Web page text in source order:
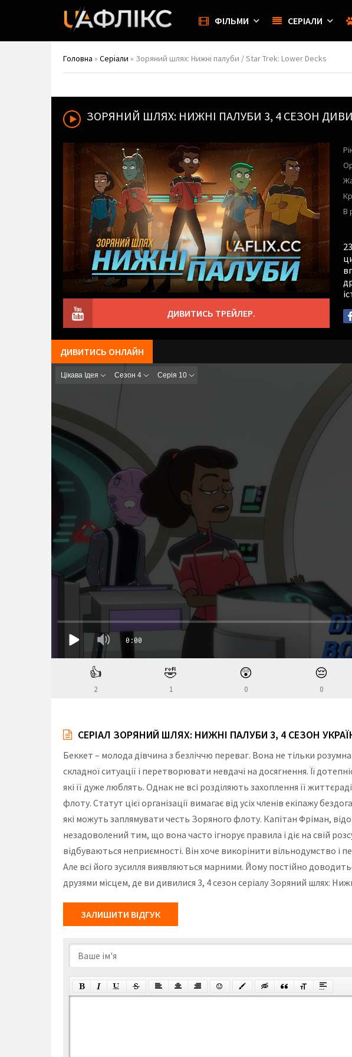
ФІЛЬМИ СЕРІАЛИ
Головна » Серіали » Зоряний шлях: Нижні палуби / Star Trek: Lower Decks
ЗОРЯНИЙ ШЛЯХ: НИЖНІ ПАЛУБИ 3, 4 СЕЗОН
ДИВИТИСЬ ТРЕЙЛЕР.
В
ДИВИТИСЬ ОНЛАЙН
👍
2
🤣
1
😲
0
😔
0
СЕРІАЛ ЗОРЯНИЙ ШЛЯХ: НИЖНІ ПАЛУБИ 3, 4 СЕЗОН
Беккет – молода дівчина з безліччю переваг. Вона не тільки
складної ситуації і перетворювати невдачі на досягнення. Її
які її дуже люблять. Однак не всі розділяють захоплення її
флоту. Статут цієї організації вимагає від усіх членів екіпажу
які можуть заплямувати честь Зоряного флоту. Капітан Фріман,
незадоволений тим, що вона часто ігнорує правила і діє на свій
відбуваються неприємності. Він хоче викорінити вільнодумство і
Але всі його зусилля виявляються марними. Йому постійно
друзями місцем, де ви дивилися 3, 4 сезон серіалу Зоряний шлях:
ЗАЛИШИТИ ВІДГУК